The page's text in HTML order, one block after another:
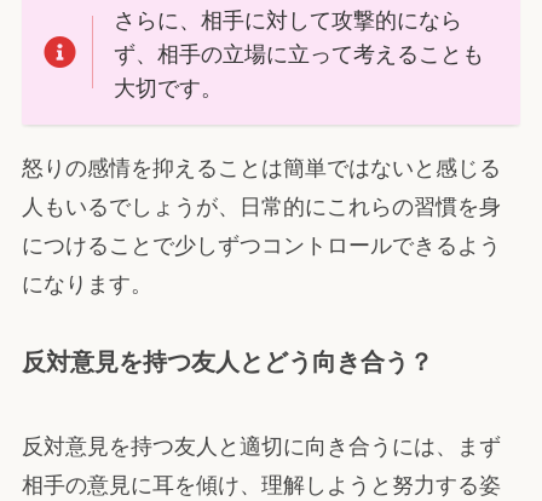
さらに、相手に対して攻撃的になら
ず、相手の立場に立って考えることも
大切です。
怒りの感情を抑えることは簡単ではないと感じる
人もいるでしょうが、日常的にこれらの習慣を身
につけることで少しずつコントロールできるよう
になります。
反対意見を持つ友人とどう向き合う？
反対意見を持つ友人と適切に向き合うには、まず
相手の意見に耳を傾け、理解しようと努力する姿